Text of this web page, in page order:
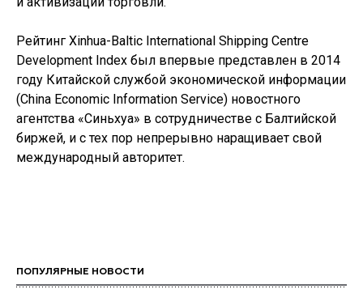
Рейтинг Xinhua-Baltic International Shipping Centre
Development Index был впервые представлен в 2014
году Китайской службой экономической информации
(China Economic Information Service) новостного
агентства «Синьхуа» в сотрудничестве с Балтийской
биржей, и с тех пор непрерывно наращивает свой
международный авторитет.
ПОПУЛЯРНЫЕ НОВОСТИ